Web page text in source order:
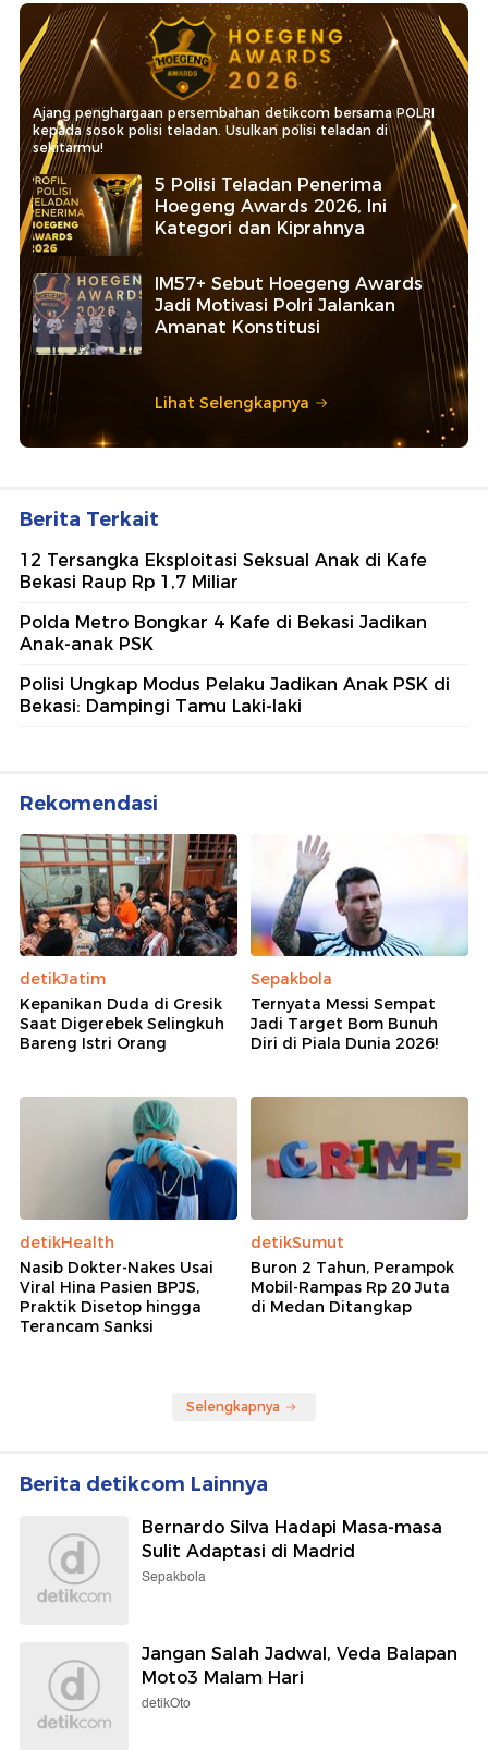
Ajang penghargaan persembahan detikcom bersama POLRI
kepada sosok polisi teladan. Usulkan polisi teladan di
sekitarmu!
5 Polisi Teladan Penerima
Hoegeng Awards 2026, Ini
Kategori dan Kiprahnya
IM57+ Sebut Hoegeng Awards
Jadi Motivasi Polri Jalankan
Amanat Konstitusi
Lihat Selengkapnya
Berita Terkait
12 Tersangka Eksploitasi Seksual Anak di Kafe
Bekasi Raup Rp 1,7 Miliar
Polda Metro Bongkar 4 Kafe di Bekasi Jadikan
Anak-anak PSK
Polisi Ungkap Modus Pelaku Jadikan Anak PSK di
Bekasi: Dampingi Tamu Laki-laki
Rekomendasi
detikJatim
Kepanikan Duda di Gresik
Saat Digerebek Selingkuh
Bareng Istri Orang
Sepakbola
Ternyata Messi Sempat
Jadi Target Bom Bunuh
Diri di Piala Dunia 2026!
detikHealth
Nasib Dokter-Nakes Usai
Viral Hina Pasien BPJS,
Praktik Disetop hingga
Terancam Sanksi
detikSumut
Buron 2 Tahun, Perampok
Mobil-Rampas Rp 20 Juta
di Medan Ditangkap
Selengkapnya
Berita detikcom Lainnya
Bernardo Silva Hadapi Masa-masa
Sulit Adaptasi di Madrid
Sepakbola
Jangan Salah Jadwal, Veda Balapan
Moto3 Malam Hari
detikOto